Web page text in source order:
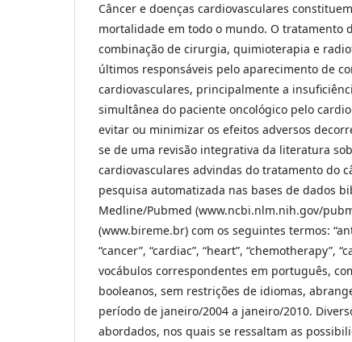
Câncer e doenças cardiovasculares
mortalidade em todo o mundo. O tratamento
combinação de cirurgia, quimioterapia e
últimos responsáveis pelo aparecimento de
cardiovasculares, principalmente a
simultânea do paciente oncológico pelo
evitar ou minimizar os efeitos adversos
se de uma revisão integrativa da literatura
cardiovasculares advindas do tratamento do
pesquisa automatizada nas bases de dados
Medline/Pubmed (www.ncbi.nlm.nih.gov/
(www.bireme.br) com os seguintes termos:
“cancer”, “cardiac”, “heart”, “chemotherapy”,
vocábulos correspondentes em português,
booleanos, sem restrições de idiomas,
período de janeiro/2004 a janeiro/2010.
abordados, nos quais se ressaltam as